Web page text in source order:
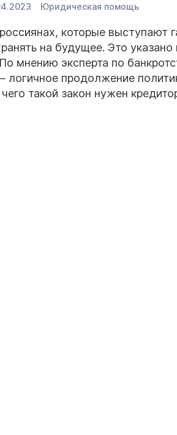
Юридическая помощь
которые выступают
на будущее. Это указано
мнению эксперта по
логичное продолжение
такой закон нужен